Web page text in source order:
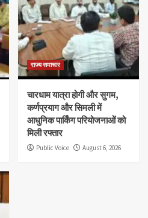
राज्य समाचार
चारधाम यात्रा होगी और सुगम,
कर्णप्रयाग और सिमली में
आधुनिक पार्किंग परियोजनाओं को
मिली रफ्तार
Public Voice August 6, 2026